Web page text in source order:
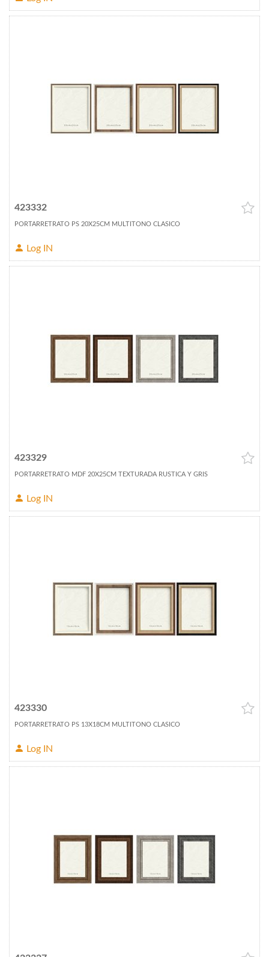
423332
PORTARRETRATO PS 20X25CM MULTITONO CLASICO
Log IN
423329
PORTARRETRATO MDF 20X25CM TEXTURADA RUSTICA Y GRIS
Log IN
423330
PORTARRETRATO PS 13X18CM MULTITONO CLASICO
Log IN